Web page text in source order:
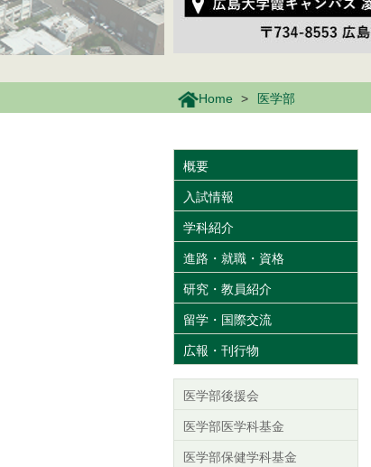
Home 医学部
概要
入試情報
学科紹介
進路・就職・資格
研究・教員紹介
留学・国際交流
広報・刊行物
医学部後援会
医学部医学科基金
医学部保健学科基金